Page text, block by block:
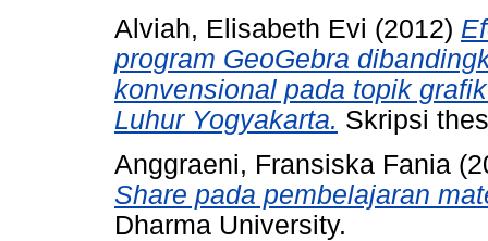
Alviah, Elisabeth Evi (2012)
program GeoGebra
konvensional pada topik
Luhur Yogyakarta. Skripsi
Anggraeni, Fransiska Fania
Share pada pembelajaran
Dharma University.